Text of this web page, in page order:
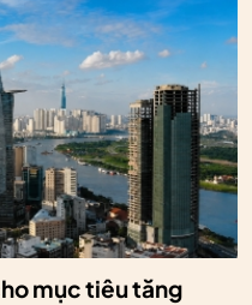
mục tiêu tăng